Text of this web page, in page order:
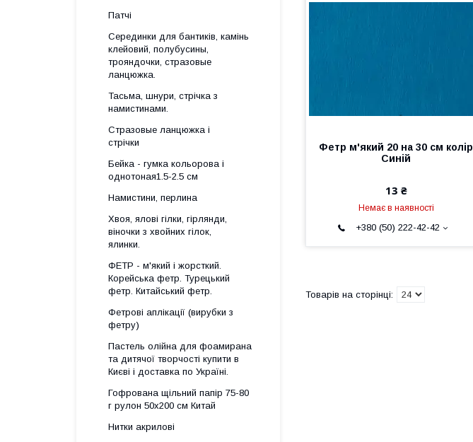
Фетр м'який 20 на 30 см колір
Синій
13 ₴
Немає в наявності
+380 (50) 222-42-42
Патчі
Серединки для бантиків, камінь
клейовий, полубусины,
трояндочки, стразовые
ланцюжка.
Тасьма, шнури, стрічка з
намистинами.
Стразовые ланцюжка і
стрічки
Бейка - гумка кольорова і
однотоная1.5-2.5 см
Намистини, перлина
Хвоя, ялові гілки, гірлянди,
віночки з хвойних гілок,
ялинки.
ФЕТР - м'який і жорсткий.
Корейська фетр. Турецький
фетр. Китайський фетр.
Фетрові аплікації (вирубки з
фетру)
Пастель олійна для фоамирана
та дитячої творчості купити в
Києві і доставка по Україні.
Гофрована щільний папір 75-80
г рулон 50х200 см Китай
Нитки акрилові